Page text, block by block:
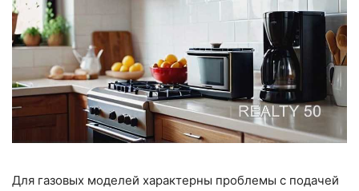
Для газовых моделей характерны проблемы с подачей